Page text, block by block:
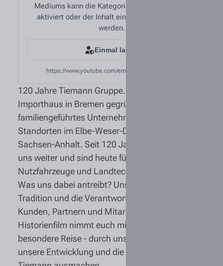
Mediums kann die Kategorie „Externe Medien“
aktiviert oder der Inhalt einmalig freigegeben
werden.
Einmal laden
https://www.youtube.com/embed/rUctXVMzShw
120 Jahre Tiemann Gruppe. 1905 als Rohtabak-
Importhaus in Bremen gegründet - heute ein
familiengeführtes Unternehmen mit 17
Standorten im Elbe-Weser-Dreieck und in
Sachsen-Anhalt. Seit 120 Jahren entwickeln wir
uns weiter und sind heute führender Partner für
Nutzfahrzeuge und Landtechnik.
Was uns dabei antreibt? Unsere Werte, unsere
Tradition und die Verantwortung gegenüber
Kunden, Partnern und Mitarbeitenden. Unser
Historienfilm nimmt euch mit auf diese
besondere Reise - durch unsere Geschichte,
unsere Entwicklung und die Menschen, die